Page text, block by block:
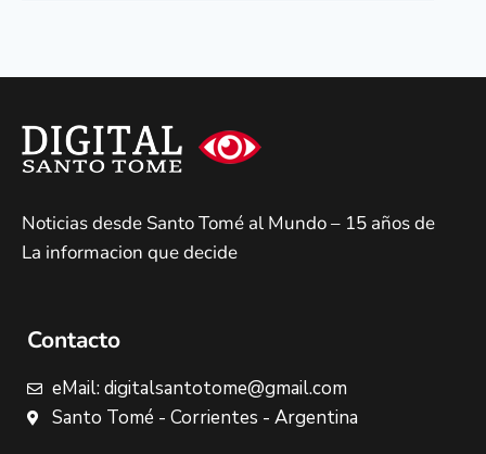
Noticias desde Santo Tomé al Mundo – 15 años de
La informacion que decide
Contacto
eMail: digitalsantotome@gmail.com
Santo Tomé - Corrientes - Argentina